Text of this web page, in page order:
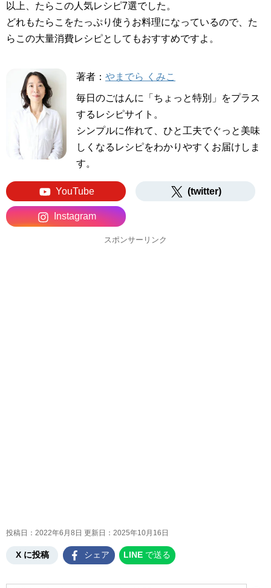
以上、たらこの人気レシピ7選でした。
どれもたらこをたっぷり使うお料理になっているので、た
らこの大量消費レシピとしてもおすすめですよ。
著者： やまでら くみこ
毎日のごはんに「ちょっと特別」をプラス
するレシピサイト。
シンプルに作れて、ひと工夫でぐっと美味
しくなるレシピをわかりやすくお届けしま
す。
YouTube (twitter)
Instagram
スポンサーリンク
投稿日：2022年6月8日 更新日： 2025年10月16日
X に投稿 シェア LINE で送る